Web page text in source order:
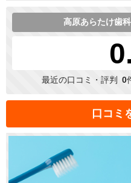
高原あらたけ歯
最近の口コミ・評判 0
口コミ